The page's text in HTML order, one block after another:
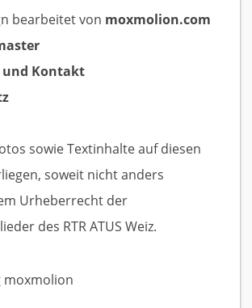
bearbeitet von moxmolion.com
und Kontakt
sowie Textinhalte auf diesen
soweit nicht anders
Urheberrecht der
des RTR ATUS Weiz.